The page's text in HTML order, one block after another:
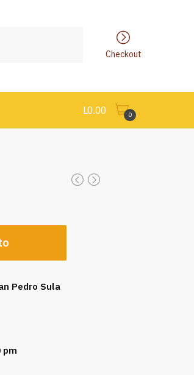
Checkout
L0.00 0
Pedro Sula
pm